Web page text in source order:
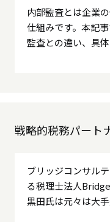
内部監査とは企業
仕組みです。本記
監査との違い、具
戦略的税務パート
ブリッジコンサル
る税理士法人
黒田氏は元々は大